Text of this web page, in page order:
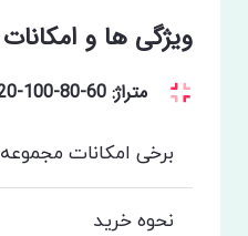
ویژگی ها و امکانات
متراژ: 60-80-100-120
برخی امکانات مجموعه
نحوه خرید